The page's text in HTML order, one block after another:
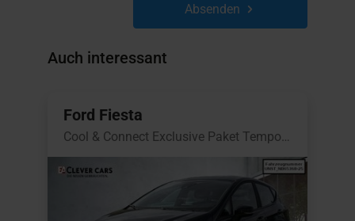
Absenden
Auch interessant
Ford Fiesta